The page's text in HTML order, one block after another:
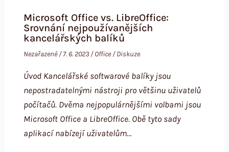
Microsoft Office vs. LibreOffice:
Srovnání nejpoužívanějších
kancelářských balíků
Nezařazené/7. 6. 2023 /Office/Diskuze
Úvod Kancelářské softwarové balíky jsou
nepostradatelnými nástroji pro většinu uživatelů
počítačů. Dvěma nejpopulárnějšími volbami jsou
Microsoft Office a LibreOffice. Obě tyto sady
aplikací nabízejí uživatelům…